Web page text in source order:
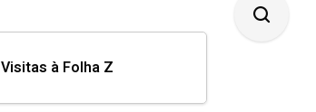
Visitas à Folha Z